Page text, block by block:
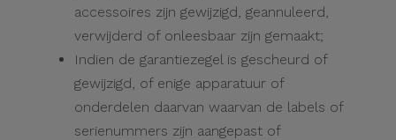
accessoires zijn gewijzigd, geannuleerd,
verwijderd of onleesbaar zijn gemaakt;
Indien de garantiezegel is gescheurd of
gewijzigd, of enige apparatuur of
onderdelen daarvan waarvan de labels of
serienummers zijn aangepast of